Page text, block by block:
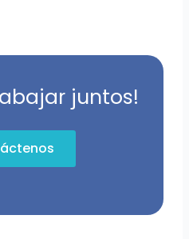
juntos!